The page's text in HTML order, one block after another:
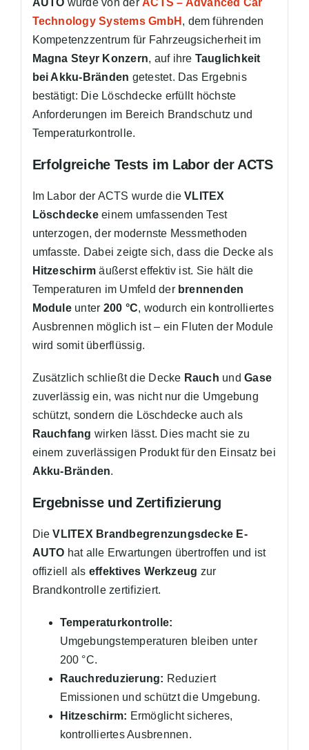
AUTO wurde von derACTS – Advanced Car
Technology Systems GmbH , dem führenden
Kompetenzzentrum für Fahrzeugsicherheit im
Magna Steyr Konzern, auf ihre Tauglichkeit
bei Akku-Bränden getestet. Das Ergebnis
bestätigt: Die Löschdecke erfüllt höchste
Anforderungen im Bereich Brandschutz und
Temperaturkontrolle.
Erfolgreiche Tests im Labor der ACTS
Im Labor der ACTS wurde dieVLITEX
Löschdeckeeinem umfassenden Test
unterzogen, der modernste Messmethoden
umfasste. Dabei zeigte sich, dass die Decke als
Hitzeschirm äußerst effektiv ist. Sie hält die
Temperaturen im Umfeld der brennenden
Moduleunter 200 °C, wodurch ein kontrolliertes
Ausbrennen möglich ist – ein Fluten der Module
wird somit überflüssig.
Zusätzlich schließt die Decke Rauch undGase
zuverlässig ein, was nicht nur die Umgebung
schützt, sondern die Löschdecke auch als
Rauchfang wirken lässt. Dies macht sie zu
einem zuverlässigen Produkt für den Einsatz bei
Akku-Bränden.
Ergebnisse und Zertifizierung
DieVLITEX Brandbegrenzungsdecke E-
AUTO hat alle Erwartungen übertroffen und ist
offiziell als effektives Werkzeug zur
Brandkontrolle zertifiziert.
Temperaturkontrolle:
Umgebungstemperaturen bleiben unter
200 °C.
Rauchreduzierung: Reduziert
Emissionen und schützt die Umgebung.
Hitzeschirm: Ermöglicht sicheres,
kontrolliertes Ausbrennen.